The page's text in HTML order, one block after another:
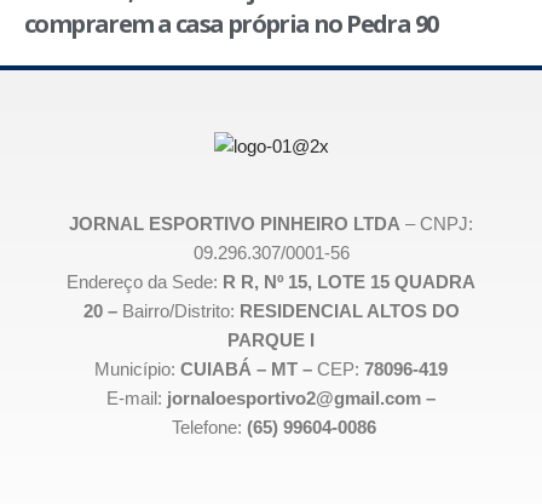
comprarem a casa própria no Pedra 90
JORNAL ESPORTIVO PINHEIRO LTDA – CNPJ:
09.296.307/0001-56
Endereço da Sede: R R, Nº 15, LOTE 15 QUADRA
20 – Bairro/Distrito: RESIDENCIAL ALTOS DO
PARQUE I
Município: CUIABÁ – MT – CEP: 78096-419
E-mail: jornaloesportivo2@gmail.com –
Telefone: (65) 99604-0086